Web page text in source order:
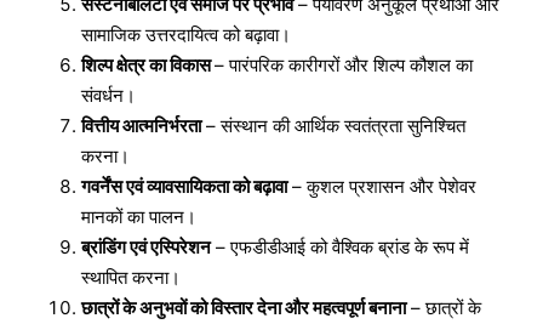
सामाजिक उत्तरदायित्व को बढ़ावा।
शिल्प क्षेत्र का विकास– पारंपरिक कारीगरों और शिल्प कौशल का
संवर्धन।
वित्तीय आत्मनिर्भरता– संस्थान की आर्थिक स्वतंत्रता सुनिश्चित
करना।
गवर्नेंस एवं व्यावसायिकता को बढ़ावा– कुशल प्रशासन और पेशेवर
मानकों का पालन।
ब्रांडिंग एवं एस्पिरेशन– एफडीडीआई को वैश्विक ब्रांड के रूप में
स्थापित करना।
छात्रों के अनुभवों को विस्तार देना और महत्वपूर्ण बनाना– छात्रों के